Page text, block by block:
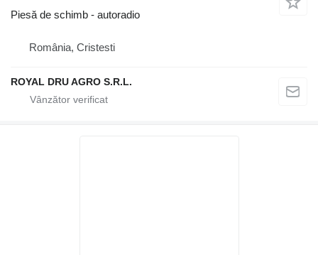
Piesă de schimb - autoradio
România, Cristesti
ROYAL DRU AGRO S.R.L.